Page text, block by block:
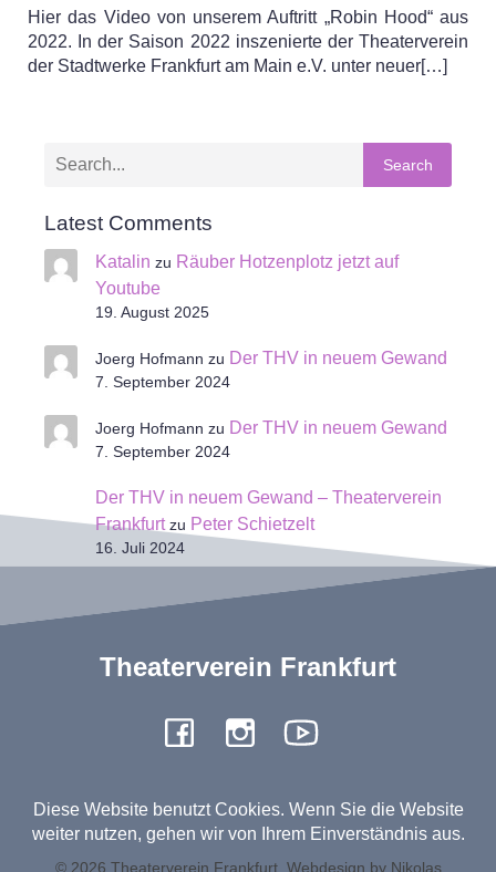
Hier das Video von unserem Auftritt „Robin Hood“ aus
2022. In der Saison 2022 inszenierte der Theaterverein
der Stadtwerke Frankfurt am Main e.V. unter neuer[…]
Search
Latest Comments
Katalin zu Räuber Hotzenplotz jetzt auf
Youtube
19. August 2025
Joerg Hofmann zu Der THV in neuem Gewand
7. September 2024
Joerg Hofmann zu Der THV in neuem Gewand
7. September 2024
Der THV in neuem Gewand – Theaterverein
Frankfurtzu Peter Schietzelt
16. Juli 2024
Theaterverein Frankfurt
Diese Website benutzt Cookies. Wenn Sie die Website
weiter nutzen, gehen wir von Ihrem Einverständnis aus.
© 2026 Theaterverein Frankfurt. Webdesign by Nikolas